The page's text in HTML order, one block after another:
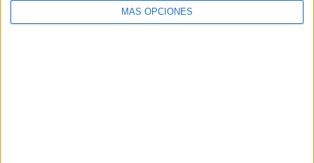
MÁS OPCIONES